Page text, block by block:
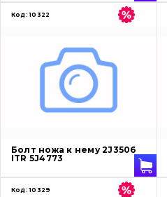
Код: 10322
Болт ножа к нему 2J3506
ITR 5J4773
Код: 10329